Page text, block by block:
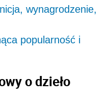
wynagrodzenie,
popularność i
o dzieło